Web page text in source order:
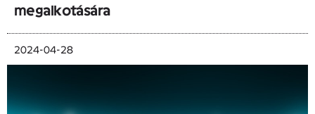
megalkotására
2024-04-28